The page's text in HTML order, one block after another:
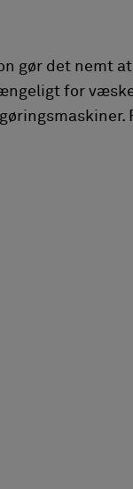
gør det nemt
for